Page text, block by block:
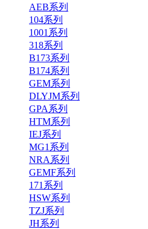
AEB系列
104系列
1001系列
318系列
B173系列
B174系列
GEM系列
DLYJM系列
GPA系列
HTM系列
IEJ系列
MG1系列
NRA系列
GEMF系列
171系列
HSW系列
TZJ系列
JH系列